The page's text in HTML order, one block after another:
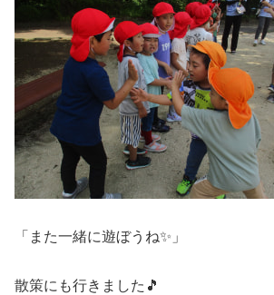
「また一緒に遊ぼうね✨」
散策にも行きました🎵